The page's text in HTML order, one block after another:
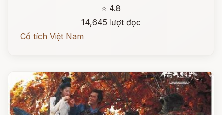
⭐ 4.8
14,645 lượt đọc
Cổ tích Việt Nam